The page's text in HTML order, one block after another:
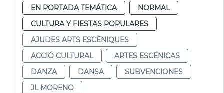
EN PORTADA TEMÁTICA
NORMAL
CULTURA Y FIESTAS POPULARES
AJUDES ARTS ESCÈNIQUES
ACCIÓ CULTURAL
ARTES ESCÉNICAS
DANZA
DANSA
SUBVENCIONES
JL MORENO